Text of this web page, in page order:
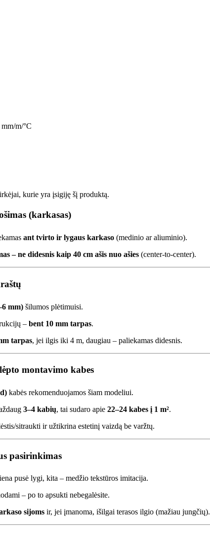
m/°C
kurie yra įsigiję šį produktą.
(karkasas)
ant tvirto ir lygaus karkaso (medinio ar aliuminio).
– ne didesnis kaip 40 cm ašis nuo ašies (center-to-center).
mm) šilumos plėtimuisi.
– bent 10 mm tarpas.
tarpas, jei ilgis iki 4 m, daugiau – paliekamas didesnis.
montavimo kabes
kabės rekomenduojamos šiam modeliui.
3–4 kabių, tai sudaro apie 22–24 kabes į 1 m².
sitraukti ir užtikrina estetinį vaizdą be varžtų.
pasirinkimas
pusė lygi, kita – medžio tekstūros imitacija.
– po to apsukti nebegalėsite.
sijoms ir, jei įmanoma, išilgai terasos ilgio (mažiau jungčių).